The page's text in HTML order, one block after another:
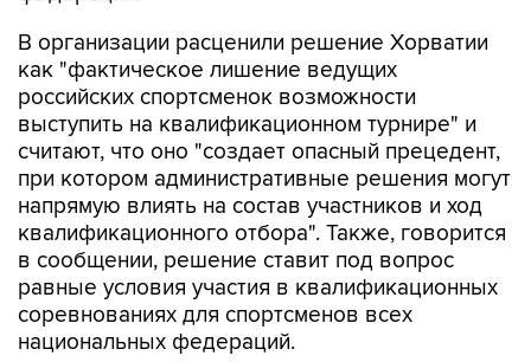
В организации расценили решение Хорватии
как "фактическое лишение ведущих
российских спортсменок возможности
выступить на квалификационном турнире" и
считают, что оно "создает опасный прецедент,
при котором административные решения могут
напрямую влиять на состав участников и ход
квалификационного отбора". Также, говорится
в сообщении, решение ставит под вопрос
равные условия участия в квалификационных
соревнованиях для спортсменов всех
национальных федераций.